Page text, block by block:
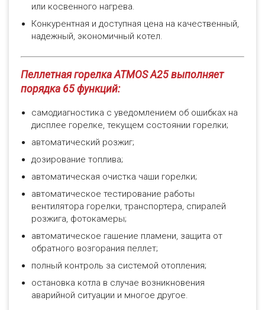
или косвенного нагрева.
Конкурентная и доступная цена на качественный,
надежный, экономичный котел.
Пеллетная горелка ATMOS A25 выполняет
порядка 65 функций:
самодиагностика с уведомлением об ошибках на
дисплее горелке, текущем состоянии горелки;
автоматический розжиг;
дозирование топлива;
автоматическая очистка чаши горелки;
автоматическое тестирование работы
вентилятора горелки, транспортера, спиралей
розжига, фотокамеры;
автоматическое гашение пламени, защита от
обратного возгорания пеллет;
полный контроль за системой отопления;
остановка котла в случае возникновения
аварийной ситуации и многое другое.